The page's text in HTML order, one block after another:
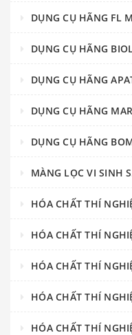
DỤNG CỤ HÃNG FL
DỤNG CỤ HÃNG
DỤNG CỤ HÃNG
DỤNG CỤ HÃNG
DỤNG CỤ HÃNG
MÀNG LỌC VI SINH
HÓA CHẤT THÍ
HÓA CHẤT THÍ
HÓA CHẤT THÍ
HÓA CHẤT THÍ
HÓA CHẤT THÍ